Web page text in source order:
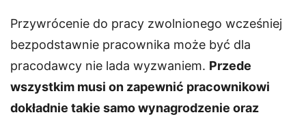
Przywrócenie do pracy zwolnionego wcześniej
bezpodstawnie pracownika może być dla
pracodawcy nie lada wyzwaniem. Przede
wszystkim musi on zapewnić pracownikowi
dokładnie takie samo wynagrodzenie oraz